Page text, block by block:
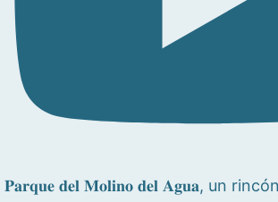
𝐏𝐚𝐫𝐪𝐮𝐞 𝐝𝐞𝐥 𝐌𝐨𝐥𝐢𝐧𝐨 𝐝𝐞𝐥 𝐀𝐠𝐮𝐚, un